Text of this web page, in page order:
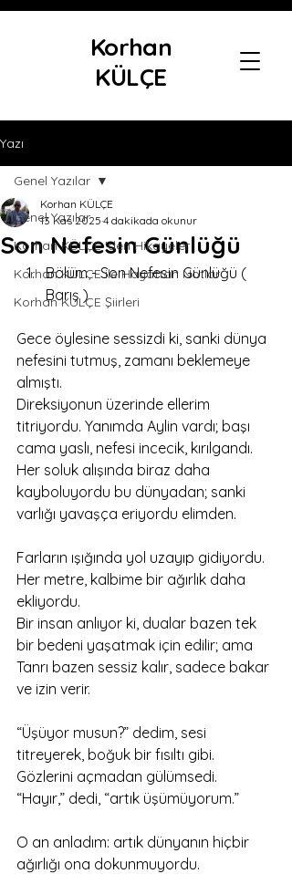
Korhan
KÜLÇE
Yazı
Genel Yazılar
Korhan KÜLÇE 'den Hikayeler
Korhan KÜLÇE ile Hayattan Notlar
Korhan KÜLÇE Şiirleri
Genel Yazılar
Son Nefesin Günlüğü
Korhan KÜLÇE
13 Kas 2025 4 dakikada okunur
Bölüm - Son Nefesin Günlüğü (
Barış )
Gece öylesine sessizdi ki, sanki dünya
nefesini tutmuş, zamanı beklemeye
almıştı.
Direksiyonun üzerinde ellerim
titriyordu. Yanımda Aylin vardı; başı
cama yaslı, nefesi incecik, kırılgandı.
Her soluk alışında biraz daha
kayboluyordu bu dünyadan; sanki
varlığı yavaşça eriyordu elimden.
Farların ışığında yol uzayıp gidiyordu.
Her metre, kalbime bir ağırlık daha
ekliyordu.
Bir insan anlıyor ki, dualar bazen tek
bir bedeni yaşatmak için edilir; ama
Tanrı bazen sessiz kalır, sadece bakar
ve izin verir.
“Üşüyor musun?” dedim, sesi
titreyerek, boğuk bir fısıltı gibi.
Gözlerini açmadan gülümsedi.
“Hayır,” dedi, “artık üşümüyorum.”
O an anladım: artık dünyanın hiçbir
ağırlığı ona dokunmuyordu.